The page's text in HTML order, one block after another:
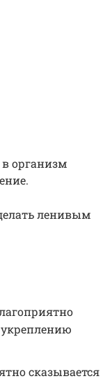
организм
ленивым
укреплению
сказывается